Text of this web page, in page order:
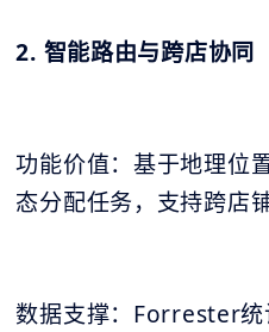
2. 智能路由与跨店协同
功能价值：基于地理位
态分配任务，支持跨店
数据支撑：Forrester